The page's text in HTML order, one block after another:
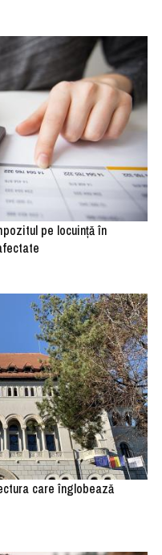
pe locuinţă în
care înglobează